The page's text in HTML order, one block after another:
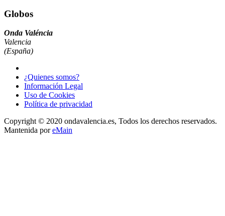
Globos
Onda Valéncia
Valencia
(España)
¿Quienes somos?
Información Legal
Uso de Cookies
Política de privacidad
Copyright © 2020 ondavalencia.es, Todos los derechos reservados.
Mantenida poreMain